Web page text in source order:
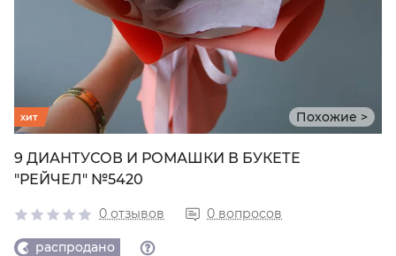
Похожие >
хит
9 ДИАНТУСОВ И РОМАШКИ В БУКЕТЕ
"РЕЙЧЕЛ" №5420
0 отзывов 0 вопросов
распродано